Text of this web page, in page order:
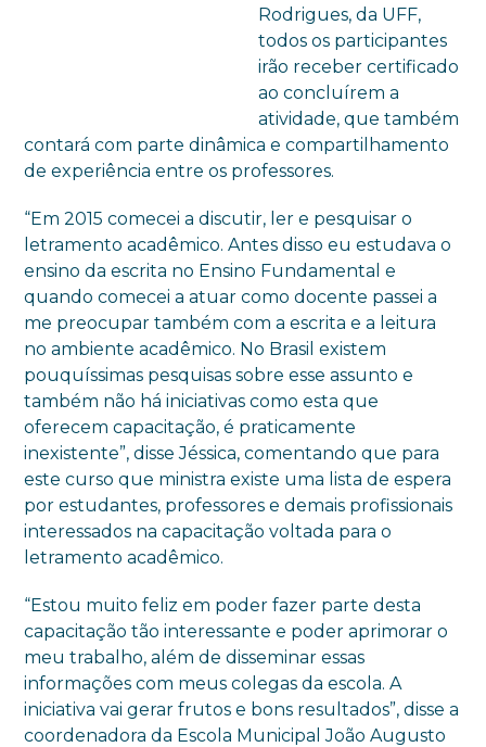
Rodrigues, da UFF,
todos os participantes
irão receber certificado
ao concluírem a
atividade, que também
contará com parte dinâmica e compartilhamento
de experiência entre os professores.
“Em 2015 comecei a discutir, ler e pesquisar o
letramento acadêmico. Antes disso eu estudava o
ensino da escrita no Ensino Fundamental e
quando comecei a atuar como docente passei a
me preocupar também com a escrita e a leitura
no ambiente acadêmico. No Brasil existem
pouquíssimas pesquisas sobre esse assunto e
também não há iniciativas como esta que
oferecem capacitação, é praticamente
inexistente”, disse Jéssica, comentando que para
este curso que ministra existe uma lista de espera
por estudantes, professores e demais profissionais
interessados na capacitação voltada para o
letramento acadêmico.
“Estou muito feliz em poder fazer parte desta
capacitação tão interessante e poder aprimorar o
meu trabalho, além de disseminar essas
informações com meus colegas da escola. A
iniciativa vai gerar frutos e bons resultados”, disse a
coordenadora da Escola Municipal João Augusto